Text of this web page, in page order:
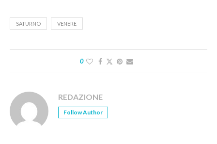
SATURNO VENERE
0
REDAZIONE
Follow Author